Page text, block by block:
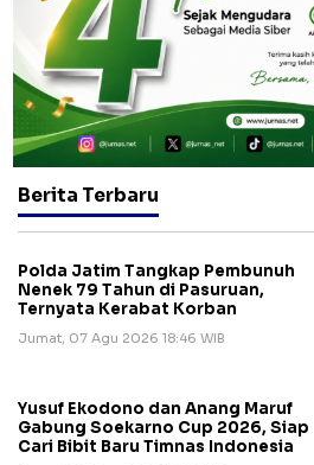
Berita Terbaru
Polda Jatim Tangkap Pembunuh
Nenek 79 Tahun di Pasuruan,
Ternyata Kerabat Korban
Jumat, 07 Agu 2026 18:46 WIB
Yusuf Ekodono dan Anang Maruf
Gabung Soekarno Cup 2026, Siap
Cari Bibit Baru Timnas Indonesia